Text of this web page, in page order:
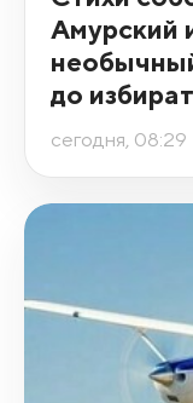
Амурский
до
сегодня, 08:29